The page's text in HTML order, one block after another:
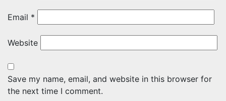
Email *
Website
Save my name, email, and website in this browser for
the next time I comment.